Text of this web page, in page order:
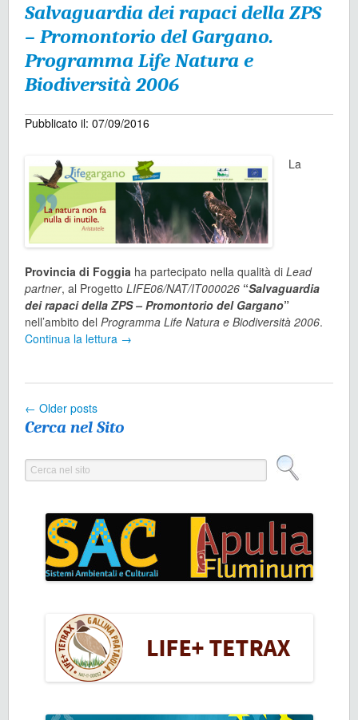
Salvaguardia dei rapaci della ZPS
– Promontorio del Gargano.
Programma Life Natura e
Biodiversità 2006
Pubblicato il: 07/09/2016
La
Provincia di Foggia ha partecipato nella qualità diLead
partner, al ProgettoLIFE06/NAT/IT000026 “Salvaguardia
dei rapaci della ZPS – Promontorio del Gargano”
nell’ambito delProgramma Life Natura e Biodiversità 2006.
Continua la lettura →
← Older posts
Cerca nel Sito